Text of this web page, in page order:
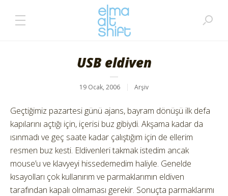
USB eldiven
19 Ocak, 2006 Arşiv
Geçtiğimiz pazartesi günü ajans, bayram dönüşü ilk defa
kapılarını açtığı için, içerisi buz gibiydi. Akşama kadar da
ısınmadı ve geç saate kadar çalıştığım için de ellerim
resmen buz kesti. Eldivenleri takmak istedim ancak
mouse’u ve klavyeyi hissedemedim haliyle. Genelde
kısayolları çok kullanırım ve parmaklarımın eldiven
tarafından kapalı olmaması gerekir. Sonuçta parmaklarımı